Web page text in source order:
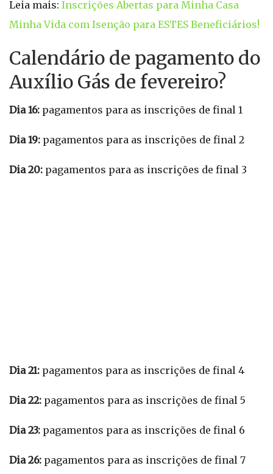
Leia mais: Inscrições Abertas para Minha Casa
Minha Vida com Isenção para ESTES Beneficiários!
Calendário de pagamento do
Auxílio Gás de fevereiro?
Dia 16: pagamentos para as inscrições de final 1
Dia 19: pagamentos para as inscrições de final 2
Dia 20: pagamentos para as inscrições de final 3
Dia 21: pagamentos para as inscrições de final 4
Dia 22: pagamentos para as inscrições de final 5
Dia 23: pagamentos para as inscrições de final 6
Dia 26: pagamentos para as inscrições de final 7